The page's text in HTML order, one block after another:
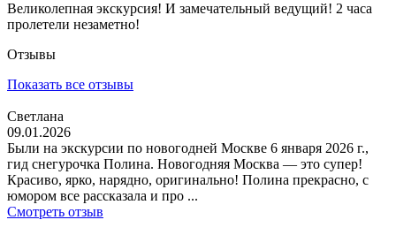
Великолепная экскурсия! И замечательный ведущий! 2 часа
пролетели незаметно!
Отзывы
Показать все отзывы
Светлана
09.01.2026
Были на экскурсии по новогодней Москве 6 января 2026 г.,
гид снегурочка Полина. Новогодняя Москва — это супер!
Красиво, ярко, нарядно, оригинально! Полина прекрасно, с
юмором все рассказала и про ...
Смотреть отзыв